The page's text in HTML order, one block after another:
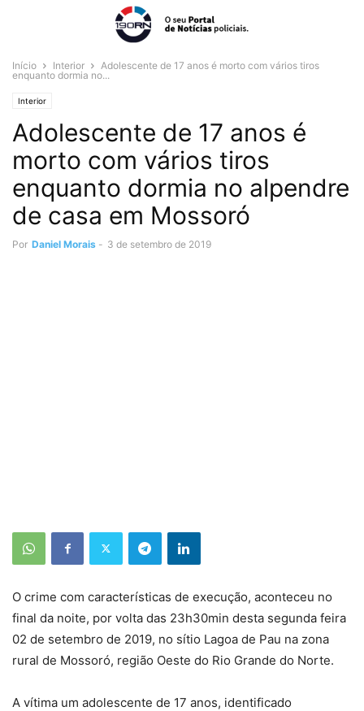
Início Interior
Adolescente de 17 anos é morto com vários tiros
enquanto dormia no...
Interior
Adolescente de 17 anos é
morto com vários tiros
enquanto dormia no alpendre
de casa em Mossoró
Por Daniel Morais - 3 de setembro de 2019
O crime com características de execução, aconteceu no
final da noite, por volta das 23h30min desta segunda feira
02 de setembro de 2019, no sítio Lagoa de Pau na zona
rural de Mossoró, região Oeste do Rio Grande do Norte.
A vítima um adolescente de 17 anos, identificado